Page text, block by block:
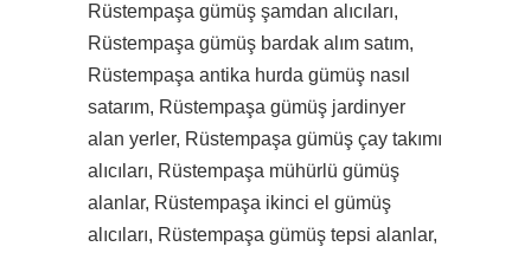
Rüstempaşa gümüş şamdan alıcıları,
Rüstempaşa gümüş bardak alım satım,
Rüstempaşa antika hurda gümüş nasıl
satarım, Rüstempaşa gümüş jardinyer
alan yerler, Rüstempaşa gümüş çay takımı
alıcıları, Rüstempaşa mühürlü gümüş
alanlar, Rüstempaşa ikinci el gümüş
alıcıları, Rüstempaşa gümüş tepsi alanlar,